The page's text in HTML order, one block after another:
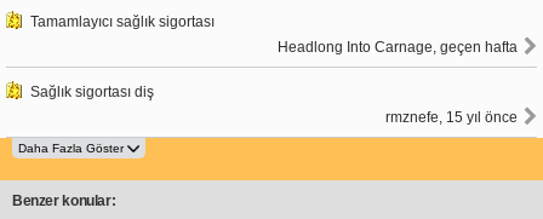
Tamamlayıcı sağlık sigortası
Headlong Into Carnage, geçen hafta
Sağlık sigortası diş
rmznefe, 15 yıl önce
Benzer konular: